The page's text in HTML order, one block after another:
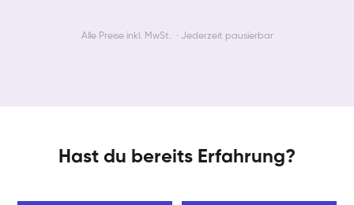
Alle Preise inkl. MwSt. · Jederzeit pausierbar
Hast du bereits Erfahrung?